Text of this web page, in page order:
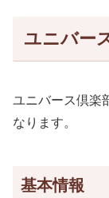
ユニバー
ユニバース倶楽
なります。
基本情報